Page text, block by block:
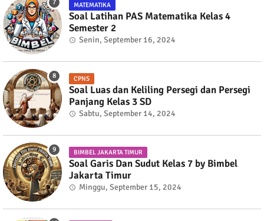
MATEMATIKA
Soal Latihan PAS Matematika Kelas 4
Semester 2
Senin, September 16, 2024
CPNS
Soal Luas dan Keliling Persegi dan Persegi
Panjang Kelas 3 SD
Sabtu, September 14, 2024
BIMBEL JAKARTA TIMUR
Soal Garis Dan Sudut Kelas 7 by Bimbel
Jakarta Timur
Minggu, September 15, 2024